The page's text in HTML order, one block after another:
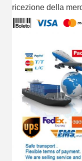
ricezione della